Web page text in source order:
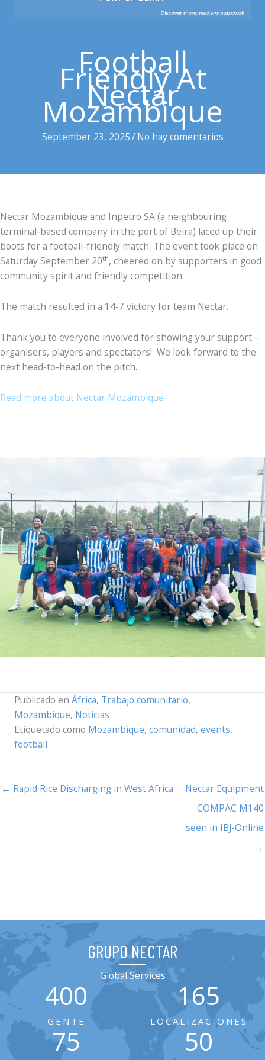
Football
Friendly At
Nectar
Mozambique
September 23, 2025/ No hay comentarios
Nectar Mozambique and Inpetro SA (a neighbouring
terminal-based company in the port of Beira) laced up their
boots for a football-friendly match. The event took place on
Saturday September 20th, cheered on by supporters in good
community spirit and friendly competition.
The match resulted in a 14-7 victory for team Nectar.
Thank you to everyone involved for showing your support –
organisers, players and spectators! We look forward to the
next head-to-head on the pitch.
Read more about Nectar Mozambique
Publicado en África, Trabajo comunitario,
Mozambique, Noticias
Etiquetado como Mozambique, comunidad, events,
football
← Rapid Rice Discharging in West Africa
Nectar Equipment
COMPAC M140
seen in IBJ-Online
→
GRUPO NECTAR
Global Services
400
GENTE
165
LOCALIZACIONES
75 50